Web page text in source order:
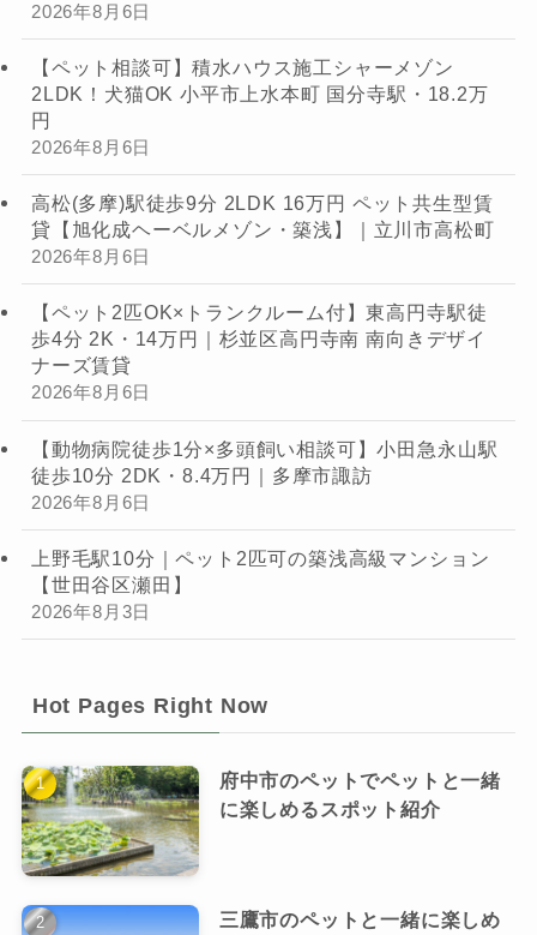
2026年8月6日
【ペット相談可】積水ハウス施工シャーメゾン
2LDK！犬猫OK 小平市上水本町 国分寺駅・18.2万
円
2026年8月6日
高松(多摩)駅徒歩9分 2LDK 16万円 ペット共生型賃
貸【旭化成ヘーベルメゾン・築浅】｜立川市高松町
2026年8月6日
【ペット2匹OK×トランクルーム付】東高円寺駅徒
歩4分 2K・14万円｜杉並区高円寺南 南向きデザイ
ナーズ賃貸
2026年8月6日
【動物病院徒歩1分×多頭飼い相談可】小田急永山駅
徒歩10分 2DK・8.4万円｜多摩市諏訪
2026年8月6日
上野毛駅10分｜ペット2匹可の築浅高級マンション
【世田谷区瀬田】
2026年8月3日
Hot Pages Right Now
府中市のペットでペットと一緒
に楽しめるスポット紹介
三鷹市のペットと一緒に楽しめ